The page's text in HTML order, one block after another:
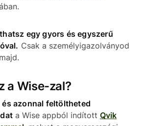
egy gyors és egyszerű
Csak a személyigazolványod
a Wise-zal?
és azonnal feltöltheted
a Wise appból indított Qvik